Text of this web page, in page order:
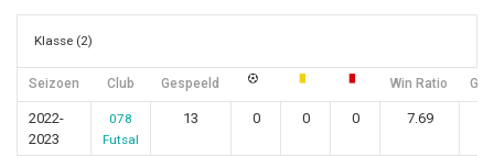
Klasse (2)
Seizoen Club Gespeeld Win Ratio
2022-
2023
078
Futsal
13 0 0 0 7.69